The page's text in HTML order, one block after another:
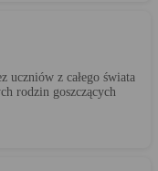
uczniów z całego świata
rodzin goszczących